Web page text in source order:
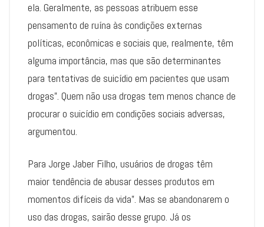
ela. Geralmente, as pessoas atribuem esse
pensamento de ruína às condições externas
políticas, econômicas e sociais que, realmente, têm
alguma importância, mas que são determinantes
para tentativas de suicídio em pacientes que usam
drogas”. Quem não usa drogas tem menos chance de
procurar o suicídio em condições sociais adversas,
argumentou.
Para Jorge Jaber Filho, usuários de drogas têm
maior tendência de abusar desses produtos em
momentos difíceis da vida”. Mas se abandonarem o
uso das drogas, sairão desse grupo. Já os